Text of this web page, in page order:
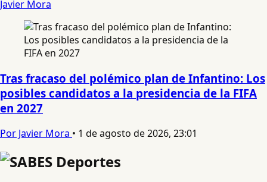
Javier Mora
Tras fracaso del polémico plan de Infantino: Los
posibles candidatos a la presidencia de la FIFA
en 2027
Por Javier Mora • 1 de agosto de 2026, 23:01